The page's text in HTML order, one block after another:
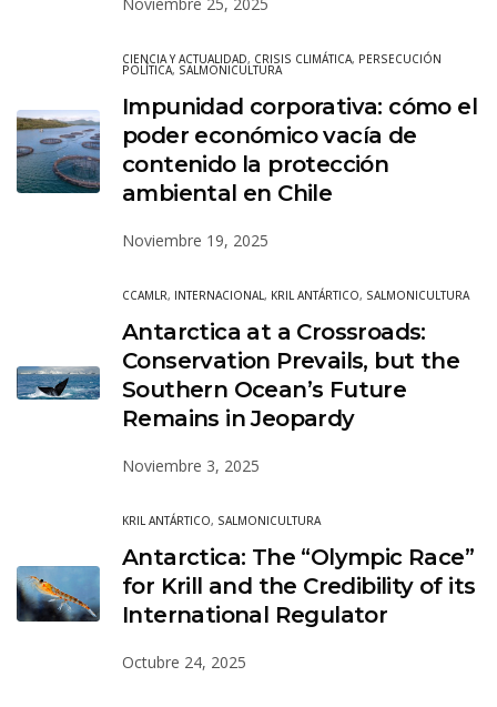
CIENCIA Y ACTUALIDAD, CRISIS CLIMÁTICA, PERSECUCIÓN
POLÍTICA, SALMONICULTURA
Impunidad corporativa: cómo el
poder económico vacía de
contenido la protección
ambiental en Chile
Noviembre 19, 2025
CCAMLR, INTERNACIONAL, KRIL ANTÁRTICO, SALMONICULTURA
Antarctica at a Crossroads:
Conservation Prevails, but the
Southern Ocean’s Future
Remains in Jeopardy
Noviembre 3, 2025
KRIL ANTÁRTICO, SALMONICULTURA
Antarctica: The “Olympic Race”
for Krill and the Credibility of its
International Regulator
Octubre 24, 2025